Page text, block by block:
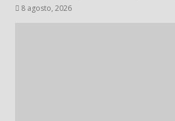
8 agosto, 2026